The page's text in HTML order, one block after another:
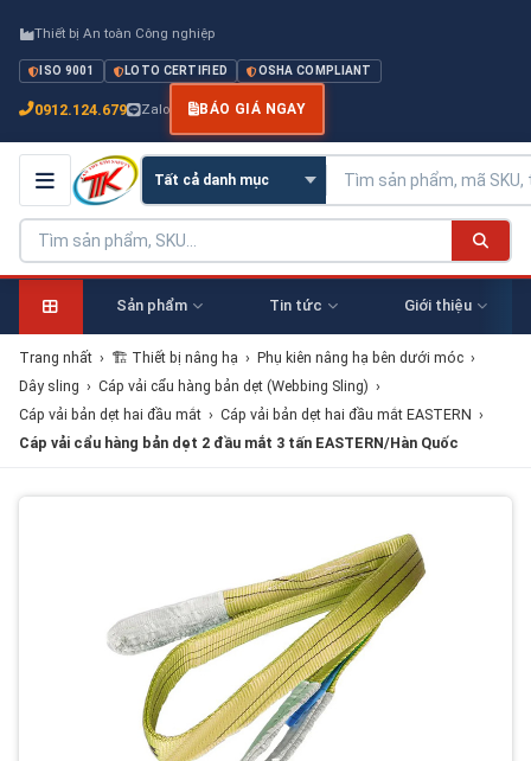
Thiết bị An toàn Công nghiệp
ISO 9001 LOTO CERTIFIED OSHA COMPLIANT
0912.124.679 Zalo BÁO GIÁ NGAY
Sản phẩm Tin tức Giới thiệu
Trang nhất › 🏗 Thiết bị nâng hạ › Phụ kiên nâng hạ bên dưới móc ›
Dây sling › Cáp vải cẩu hàng bản dẹt (Webbing Sling) ›
Cáp vải bản dẹt hai đầu mắt › Cáp vải bản dẹt hai đầu mắt EASTERN ›
Cáp vải cẩu hàng bản dẹt 2 đầu mắt 3 tấn EASTERN/Hàn Quốc